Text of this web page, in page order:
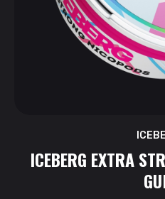
ICEBERG EXTRA